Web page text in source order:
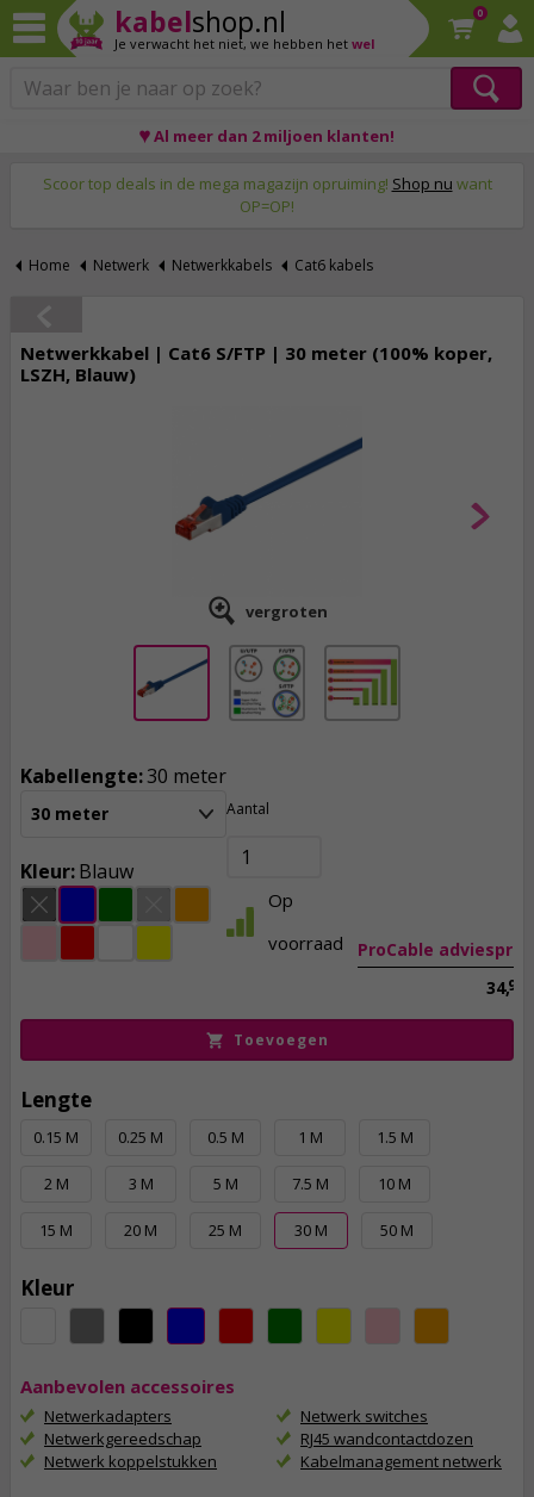
kabelshop.nl
Je verwacht het niet, we hebben het wel
0
♥ Al meer dan 2 miljoen klanten!
Scoor top deals in de mega magazijn opruiming! Shop nu want
OP=OP!
Home Netwerk Netwerkkabels Cat6 kabels
Netwerkkabel | Cat6 S/FTP | 30 meter (100% koper,
LSZH, Blauw)
vergroten
ProCable adviesprijs
34,99
Kabellengte:30 meter
30 meter
Kleur:Blauw
Aantal
Op
voorraad
Toevoegen
Lengte
0.15 M 0.25 M 0.5 M 1 M 1.5 M
2 M 3 M 5 M 7.5 M 10 M
15 M 20 M 25 M 30 M 50 M
Kleur
Aanbevolen accessoires
Netwerkadapters
Netwerkgereedschap
Netwerk koppelstukken
Netwerk switches
RJ45 wandcontactdozen
Kabelmanagement netwerk